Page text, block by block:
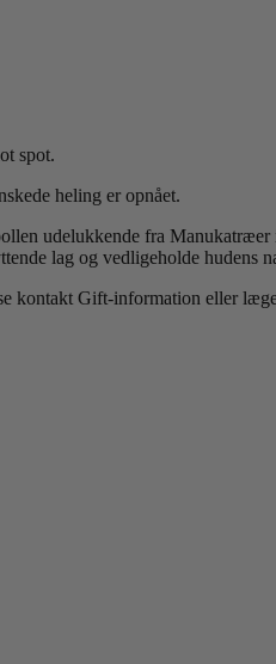
spot.
heling er opnået.
udelukkende fra
lag og vedligeholde hudens
kontakt Gift-information eller